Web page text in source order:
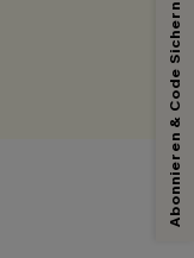
Abonnieren & Code Sichern